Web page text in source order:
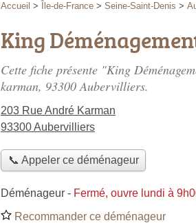
Accueil > Île-de-France > Seine-Saint-Denis >
King
Cette fiche présente "King
karman, 93300 Aubervilliers.
203 Rue André Karman
93300 Aubervilliers
📞 Appeler ce déménageur
Déménageur - Fermé, ouvre lundi à
Recommander ce déménageur